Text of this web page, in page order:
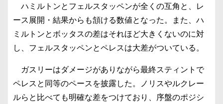
ハミルトンとフェルスタッペンが全くの互角と、レ
ース展開・結果からも頷ける数値となった。また、ハ
ミルトンとボッタスの差はそれほど大きくないのに対
し、フェルスタッペンとペレスは大差がついている。
ガスリーはダメージがありながら最終スティントで
ペレスと同等のペースを披露した。ノリスやルクレー
ルらと比べても明確な差をつけており、序盤のポジシ